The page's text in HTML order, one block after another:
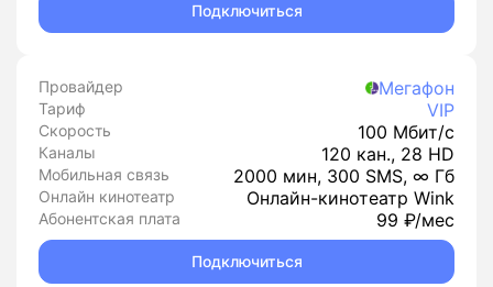
Подключиться
Провайдер Мегафон
Тариф VIP
Скорость 100 Мбит/с
Каналы 120 кан., 28 HD
Мобильная связь 2000 мин, 300 SMS, ∞ Гб
Онлайн кинотеатр Онлайн-кинотеатр Wink
Абонентская плата 99 ₽/мес
Подключиться